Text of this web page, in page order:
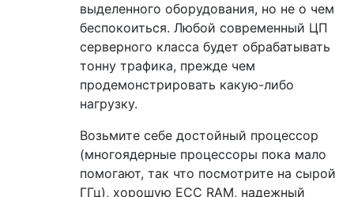
выделенного оборудования, но не о чем
беспокоиться. Любой современный ЦП
серверного класса будет обрабатывать
тонну трафика, прежде чем
продемонстрировать какую-либо
нагрузку.
Возьмите себе достойный процессор
(многоядерные процессоры пока мало
помогают, так что посмотрите на сырой
ГГц), хорошую ECC RAM, надежный